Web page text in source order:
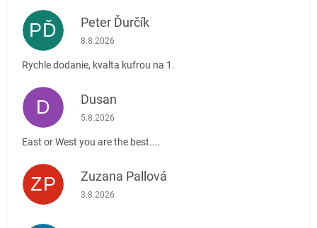
PĎ Peter Ďurčík
Hodnotenie obchodu je 5 z 5 hviezdičiek.
8.8.2026
Rychle dodanie, kvalta kufrou na 1.
D Dusan
Hodnotenie obchodu je 5 z 5 hviezdičiek.
5.8.2026
East or West you are the best....
ZP Zuzana Pallová
Hodnotenie obchodu je 5 z 5 hviezdičiek.
3.8.2026